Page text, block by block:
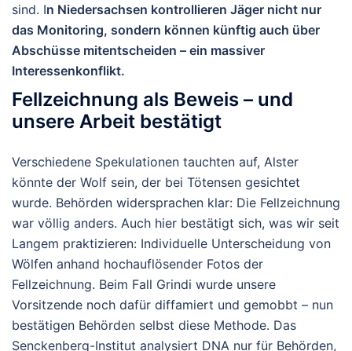
sind. In Niedersachsen kontrollieren Jäger nicht nur
das Monitoring, sondern können künftig auch über
Abschüsse mitentscheiden – ein massiver
Interessenkonflikt.
Fellzeichnung als Beweis – und
unsere Arbeit bestätigt
Verschiedene Spekulationen tauchten auf, Alster
könnte der Wolf sein, der bei Tötensen gesichtet
wurde. Behörden widersprachen klar: Die Fellzeichnung
war völlig anders. Auch hier bestätigt sich, was wir seit
Langem praktizieren: Individuelle Unterscheidung von
Wölfen anhand hochauflösender Fotos der
Fellzeichnung. Beim Fall Grindi wurde unsere
Vorsitzende noch dafür diffamiert und gemobbt – nun
bestätigen Behörden selbst diese Methode. Das
Senckenberg-Institut analysiert DNA nur für Behörden,